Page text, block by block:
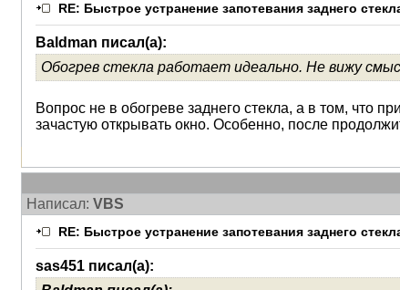
RE: Быстрое устранение запотевания заднего
Baldman писал(а):
Обогрев стекла работает идеально. Не вижу
Вопрос не в обогреве заднего стекла, а в том, что
зачастую открывать окно. Особенно, после
Написал: VBS
RE: Быстрое устранение запотевания заднего
sas451 писал(а):